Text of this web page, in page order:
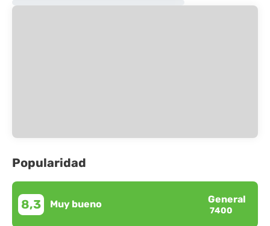
Popularidad
8,3 Muy bueno General
7400